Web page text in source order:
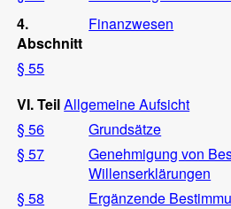
4.
Abschnitt
Finanzwesen
§ 55
VI. TeilAllgemeine Aufsicht
§ 56
Grundsätze
§ 57
Genehmigung von
Willenserklärungen
§ 58
Ergänzende